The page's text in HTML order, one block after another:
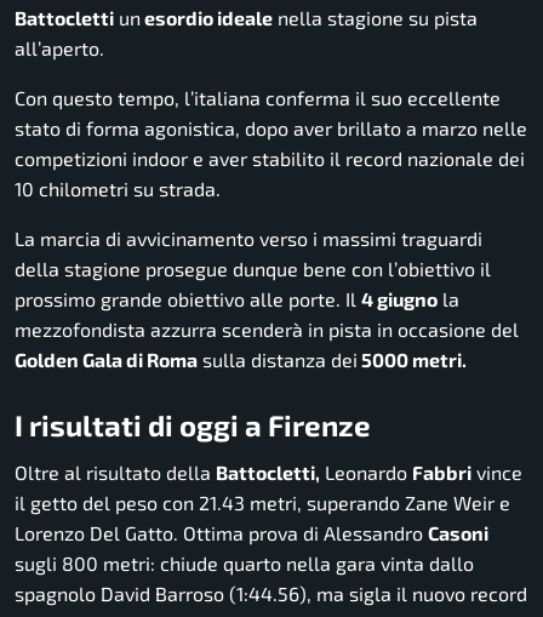
Battocletti un esordio ideale nella stagione su pista
all’aperto.
Con questo tempo, l’italiana conferma il suo eccellente
stato di forma agonistica, dopo aver brillato a marzo nelle
competizioni indoor e aver stabilito il record nazionale dei
10 chilometri su strada.
La marcia di avvicinamento verso i massimi traguardi
della stagione prosegue dunque bene con l’obiettivo il
prossimo grande obiettivo alle porte. Il 4 giugno la
mezzofondista azzurra scenderà in pista in occasione del
Golden Gala di Roma sulla distanza dei 5000 metri.
I risultati di oggi a Firenze
Oltre al risultato della Battocletti, Leonardo Fabbri vince
il getto del peso con 21.43 metri, superando Zane Weir e
Lorenzo Del Gatto. Ottima prova di Alessandro Casoni
sugli 800 metri: chiude quarto nella gara vinta dallo
spagnolo David Barroso (1:44.56), ma sigla il nuovo record